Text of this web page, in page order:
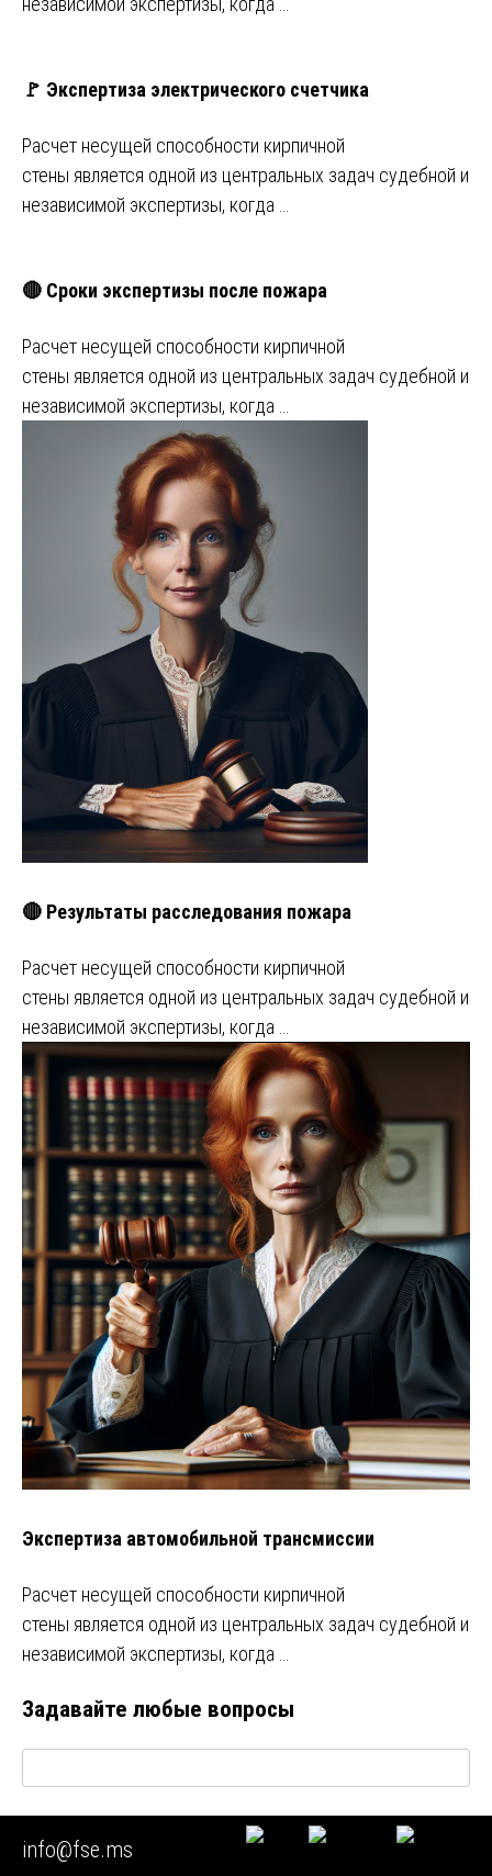
🚩 Экспертиза электрического счетчика
Расчет несущей способности кирпичной
стены является одной из центральных задач судебной и
независимой экспертизы, когда …
🔴 Сроки экспертизы после пожара
Расчет несущей способности кирпичной
стены является одной из центральных задач судебной и
независимой экспертизы, когда …
🔴 Результаты расследования пожара
Расчет несущей способности кирпичной
стены является одной из центральных задач судебной и
независимой экспертизы, когда …
Экспертиза автомобильной трансмиссии
Расчет несущей способности кирпичной
стены является одной из центральных задач судебной и
независимой экспертизы, когда …
Задавайте любые вопросы
info@fse.ms